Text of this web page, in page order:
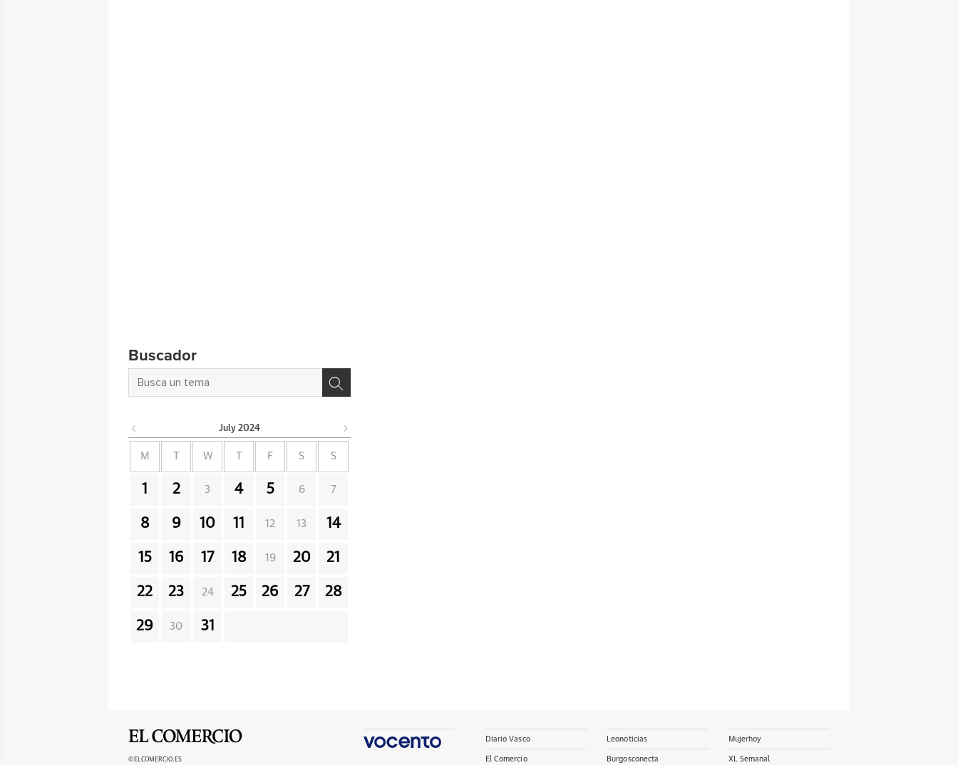
Buscador
July 2024
M W F S S
1 2 3 4 5 6 7
8 9 10 11 12 13 14
15 16 17 18 19 20 21
22 23 24 25 26 27 28
29 30 31
©ELCOMERCIO.ES
Diario Vasco
El Comercio
Leonoticias
Burgosconecta
Mujerhoy
XL Semanal